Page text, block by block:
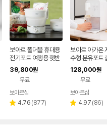
보아르 폴더블 휴대용
전기포트 여행용 햇반
접이식 커피 프리볼트
캠핑
39,800원
무료
페이
보아르샵
별 4.76 리
(877)
보아르 아가온
수형 분유포트
잔류제거 통분
3L 대용량 전
128,000원
무료
페이
보아르샵
별 4.97 리
(86)